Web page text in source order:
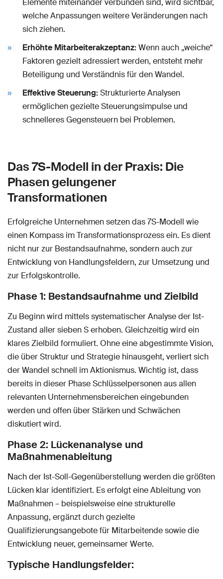
Elemente miteinander verbunden sind, wird sichtbar,
welche Anpassungen weitere Veränderungen nach
sich ziehen.
Erhöhte Mitarbeiterakzeptanz:Wenn auch „weiche“
Faktoren gezielt adressiert werden, entsteht mehr
Beteiligung und Verständnis für den Wandel.
Effektive Steuerung:Strukturierte Analysen
ermöglichen gezielte Steuerungsimpulse und
schnelleres Gegensteuern bei Problemen.
Das 7S-Modell in der Praxis: Die
Phasen gelungener
Transformationen
Erfolgreiche Unternehmen setzen das 7S-Modell wie
einen Kompass im Transformationsprozess ein. Es dient
nicht nur zur Bestandsaufnahme, sondern auch zur
Entwicklung von Handlungsfeldern, zur Umsetzung und
zur Erfolgskontrolle.
Phase 1: Bestandsaufnahme und Zielbild
Zu Beginn wird mittels systematischer Analyse der Ist-
Zustand aller sieben S erhoben. Gleichzeitig wird ein
klares Zielbild formuliert. Ohne eine abgestimmte Vision,
die über Struktur und Strategie hinausgeht, verliert sich
der Wandel schnell im Aktionismus. Wichtig ist, dass
bereits in dieser Phase Schlüsselpersonen aus allen
relevanten Unternehmensbereichen eingebunden
werden und offen über Stärken und Schwächen
diskutiert wird.
Phase 2: Lückenanalyse und
Maßnahmenableitung
Nach der Ist-Soll-Gegenüberstellung werden die größten
Lücken klar identifiziert. Es erfolgt eine Ableitung von
Maßnahmen ­– beispielsweise eine strukturelle
Anpassung, ergänzt durch gezielte
Qualifizierungsangebote für Mitarbeitende sowie die
Entwicklung neuer, gemeinsamer Werte.
Typische Handlungsfelder: